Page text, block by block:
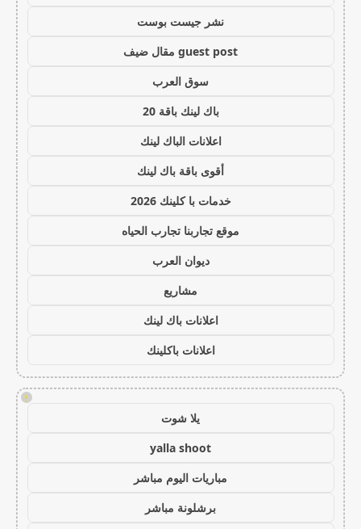
نشر جيست بوست
guest post مقال ضيف
سوق العرب
باك لينك باقة 20
اعلانات الباك لينك
أقوى باقة باك لينك
خدمات با كلينك 2026
موقع تجاربنا تجارب الحياه
ديوان العرب
مشاريع
اعلانات باك لينك
اعلانات باكلينك
!
يلا شوت
yalla shoot
مباريات اليوم مباشر
برشلونة مباشر